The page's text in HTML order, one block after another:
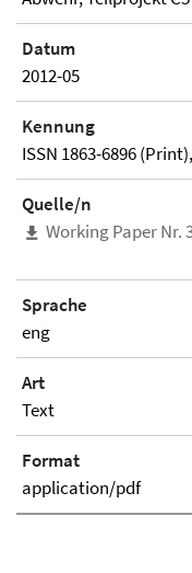
Datum
2012-05
Kennung
ISSN 1863-6896
Quelle/n
Working Paper Nr.
Sprache
eng
Art
Text
Format
application/pdf